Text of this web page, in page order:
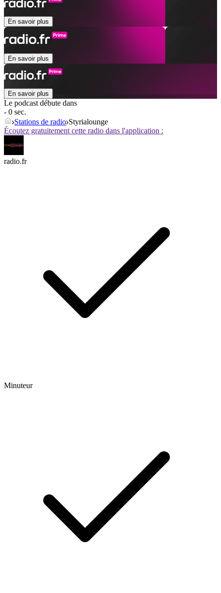
En savoir plus
En savoir plus
En savoir plus
Le podcast débute dans
- 0 sec.
Stations de radio Styrialounge
Écoutez gratuitement cette radio dans l'application :
radio.fr
Minuteur